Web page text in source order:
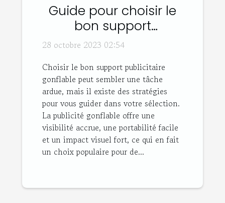
Guide pour choisir le
bon support
publicitaire gonflable
28 octobre 2023 02:54
Choisir le bon support publicitaire
gonflable peut sembler une tâche
ardue, mais il existe des stratégies
pour vous guider dans votre sélection.
La publicité gonflable offre une
visibilité accrue, une portabilité facile
et un impact visuel fort, ce qui en fait
un choix populaire pour de...